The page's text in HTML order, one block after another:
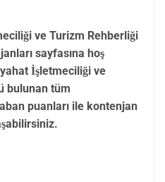
ve Turizm Rehberliği
sayfasına hoş
İşletmeciliği ve
bulunan tüm
puanları ile kontenjan